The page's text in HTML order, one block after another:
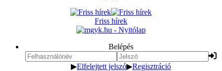
Friss hírek
Belépés
▶Elfelejtett jelszó▶Regisztráció